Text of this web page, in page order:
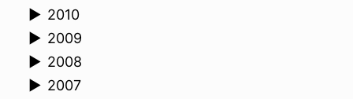
► 2010
► 2009
► 2008
► 2007